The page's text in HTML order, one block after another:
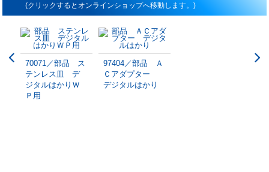
(クリックするとオンラインショップへ移動します。)
70071／部品 ス
テンレス皿 デ
ジタルはかりＷ
Ｐ用
97404／部品 Ａ
Ｃアダプター
デジタルはかり